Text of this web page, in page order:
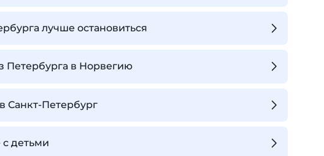
лучше остановиться
Петербурга в Норвегию
Санкт-Петербург
с детьми